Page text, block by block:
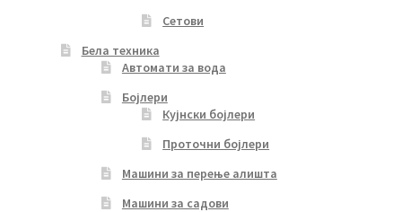
Сетови
Бела техника
Автомати за вода
Бојлери
Кујнски бојлери
Проточни бојлери
Машини за перење алишта
Машини за садови